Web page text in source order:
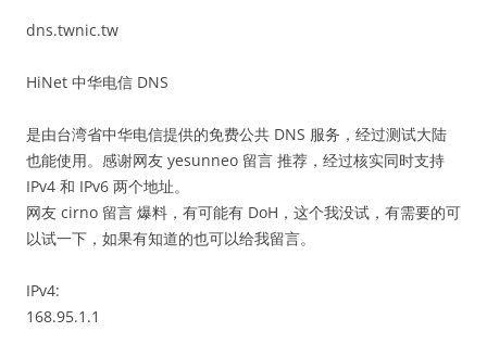
dns.twnic.tw
HiNet 中华电信 DNS
是由台湾省中华电信提供的免费公共 DNS 服务，经过测试大陆
也能使用。感谢网友 yesunneo 留言 推荐，经过核实同时支持
IPv4 和 IPv6 两个地址。
网友 cirno 留言 爆料，有可能有 DoH，这个我没试，有需要的可
以试一下，如果有知道的也可以给我留言。
IPv4:
168.95.1.1